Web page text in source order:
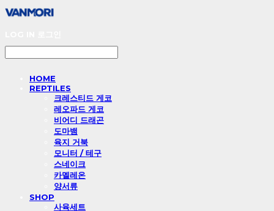
HOME
REPTILES
크레스티드 게코
레오파드 게코
비어디 드래곤
도마뱀
육지 거북
모니터 / 테구
스네이크
카멜레온
양서류
SHOP
사육세트